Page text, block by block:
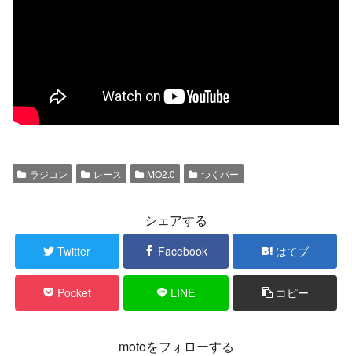
ラジコン レース MO2.0 つくパー
シェアする
Twitter Facebook はてブ
Pocket LINE コピー
motoをフォローする